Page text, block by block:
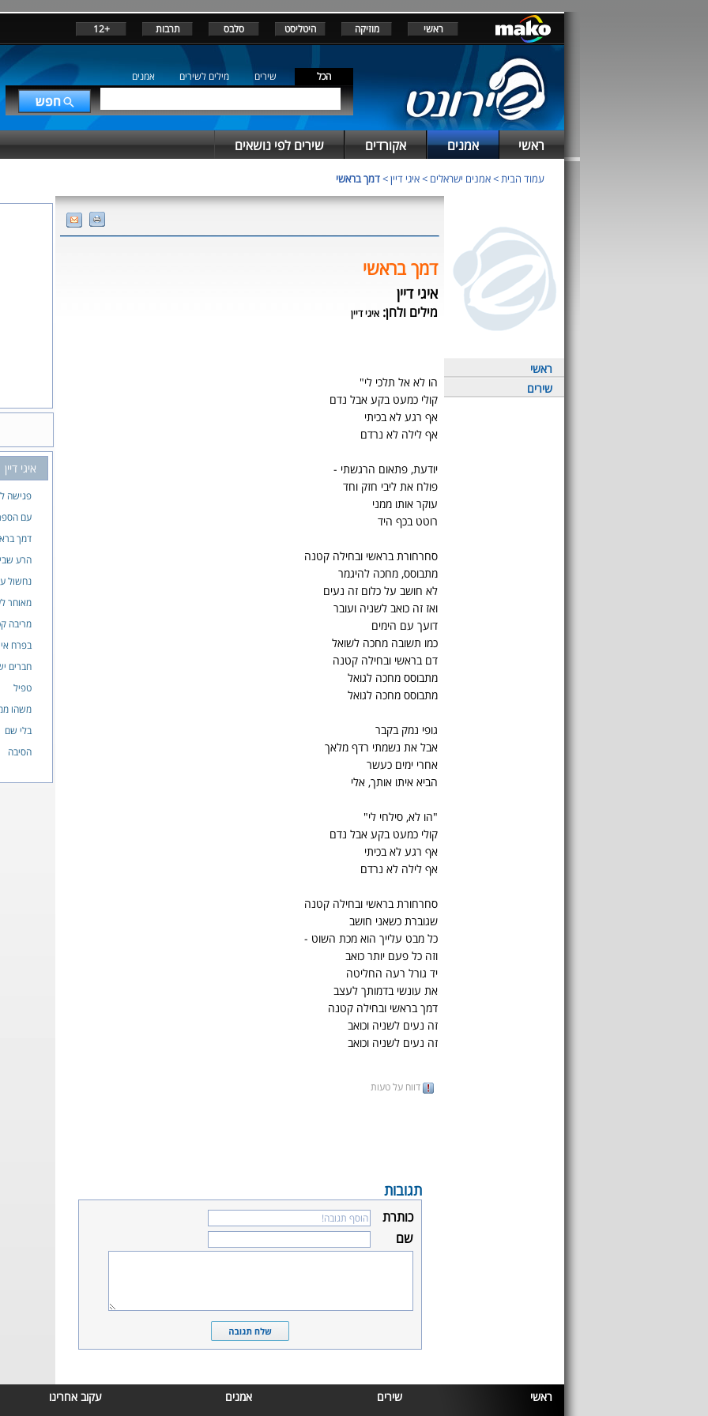
ראשי מוזיקה היטליסט סלבס תרבות +12
הכל שירים מילים לשירים אמנים
ראשי אמנים אקורדים שירים לפי נושאים
עמוד הבית>אמנים ישראלים >איגי דיין>דמך בראשי
ראשי
שירים
דמך בראשי
איגי דיין
מילים ולחן: איגי דיין
הו לא אל תלכי לי"
קולי כמעט בקע אבל נדם
אף רגע לא בכיתי
אף לילה לא נרדם
יודעת, פתאום הרגשתי -
פולח את ליבי חזק וחד
עוקר אותו ממני
רוטט בכף היד
סחרחורת בראשי ובחילה קטנה
מתבוסס, מחכה להיגמר
לא חושב על כלום זה נעים
ואז זה כואב לשניה ועובר
דועך עם הימים
כמו תשובה מחכה לשואל
דם בראשי ובחילה קטנה
מתבוסס מחכה לגואל
מתבוסס מחכה לגואל
גופי נמק בקבר
אבל את נשמתי רדף מלאך
אחרי ימים כעשר
הביא איתו אותך, אלי
"הו לא, סילחי לי"
קולי כמעט בקע אבל נדם
אף רגע לא בכיתי
אף לילה לא נרדם
סחרחורת בראשי ובחילה קטנה
שגוברת כשאני חושב
כל מבט עלייך הוא מכת השוט -
וזה כל פעם יותר כואב
יד גורל רעה החליטה
את עונשי בדמותך לעצב
דמך בראשי ובחילה קטנה
זה נעים לשניה וכואב
זה נעים לשניה וכואב
דווח על טעות
תגובות
כותרת
שם
איגי דיין
פגישה
עם
דמך
הרע שבי
נחשול
מאוחר
מריבה
בפרח
חברים
טפיל
משהו
בלי שם
הסיבה
ראשי שירים אמנים עקוב אחרינו